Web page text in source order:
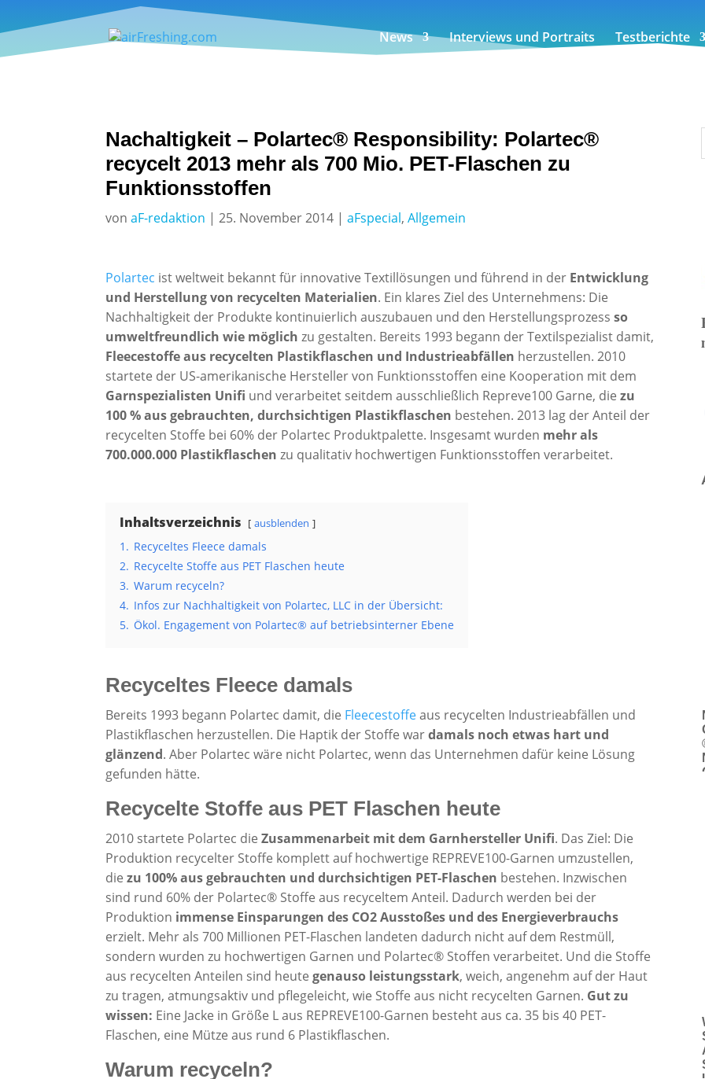
News Interviews und Portraits Testberichte
Nachaltigkeit – Polartec® Responsibility: Polartec®
recycelt 2013 mehr als 700 Mio. PET-Flaschen zu
Funktionsstoffen
vonaF-redaktion |25. November 2014 |aFspecial,Allgemein
Polartec ist weltweit bekannt für innovative Textillösungen und führend in der Entwicklung
und Herstellung von recycelten Materialien. Ein klares Ziel des Unternehmens: Die
Nachhaltigkeit der Produkte kontinuierlich auszubauen und den Herstellungsprozessso
umweltfreundlich wie möglich zu gestalten. Bereits 1993 begann der Textilspezialist damit,
Fleecestoffe aus recycelten Plastikflaschen und Industrieabfällen herzustellen. 2010
startete der US-amerikanische Hersteller von Funktionsstoffen eine Kooperation mit dem
Garnspezialisten Unifi und verarbeitet seitdem ausschließlich Repreve100 Garne, diezu
100 % aus gebrauchten, durchsichtigen Plastikflaschen bestehen. 2013 lag der Anteil der
recycelten Stoffe bei 60% der Polartec Produktpalette. Insgesamt wurden mehr als
700.000.000 Plastikflaschen zu qualitativ hochwertigen Funktionsstoffen verarbeitet.
Inhaltsverzeichnis ausblenden
1. Recyceltes Fleece damals
2. Recycelte Stoffe aus PET Flaschen heute
3. Warum recyceln?
4. Infos zur Nachhaltigkeit von Polartec, LLC in der Übersicht:
5. Ökol. Engagement von Polartec® auf betriebsinterner Ebene
Recyceltes Fleece damals
Bereits 1993 begann Polartec damit, die Fleecestoffeaus recycelten Industrieabfällen und
Plastikflaschen herzustellen. Die Haptik der Stoffe wardamals noch etwas hart und
glänzend. Aber Polartec wäre nicht Polartec, wenn das Unternehmen dafür keine Lösung
gefunden hätte.
Recycelte Stoffe aus PET Flaschen heute
2010 startete Polartec dieZusammenarbeit mit dem Garnhersteller Unifi. Das Ziel: Die
Produktion recycelter Stoffe komplett auf hochwertige REPREVE100-Garnen umzustellen,
diezu 100% aus gebrauchten und durchsichtigen PET-Flaschen bestehen. Inzwischen
sind rund 60% der Polartec® Stoffe aus recyceltem Anteil. Dadurch werden bei der
Produktion immense Einsparungen des CO2 Ausstoßes und des Energieverbrauchs
erzielt. Mehr als 700 Millionen PET-Flaschen landeten dadurch nicht auf dem Restmüll,
sondern wurden zu hochwertigen Garnen und Polartec® Stoffen verarbeitet. Und die Stoffe
aus recycelten Anteilen sind heutegenauso leistungsstark, weich, angenehm auf der Haut
zu tragen, atmungsaktiv und pflegeleicht, wie Stoffe aus nicht recycelten Garnen. Gut zu
wissen: Eine Jacke in Größe L aus REPREVE100-Garnen besteht aus ca. 35 bis 40 PET-
Flaschen, eine Mütze aus rund 6 Plastikflaschen.
Warum recyceln?